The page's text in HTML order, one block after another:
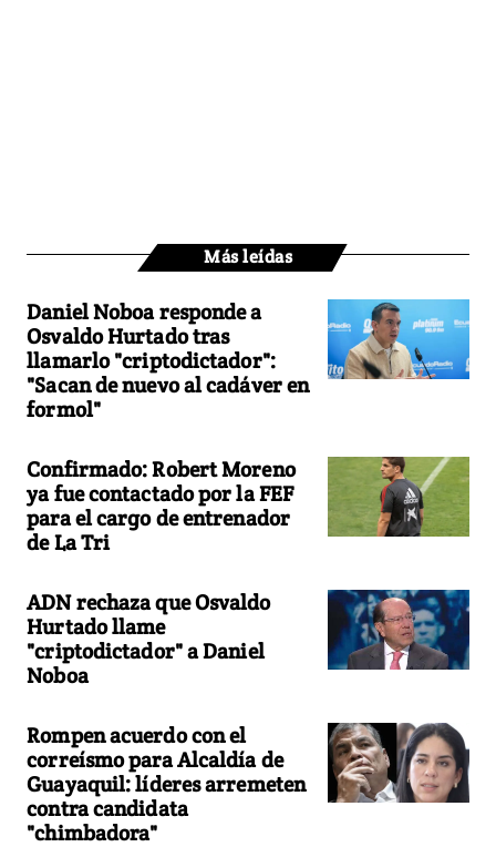
Más leídas
Daniel Noboa responde a
Osvaldo Hurtado tras
llamarlo "criptodictador":
"Sacan de nuevo al cadáver en
formol"
Confirmado: Robert Moreno
ya fue contactado por la FEF
para el cargo de entrenador
de La Tri
ADN rechaza que Osvaldo
Hurtado llame
"criptodictador" a Daniel
Noboa
Rompen acuerdo con el
correísmo para Alcaldía de
Guayaquil: líderes arremeten
contra candidata
"chimbadora"